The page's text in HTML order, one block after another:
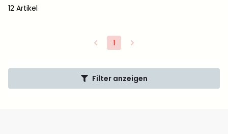
12 Artikel
1
Filter anzeigen